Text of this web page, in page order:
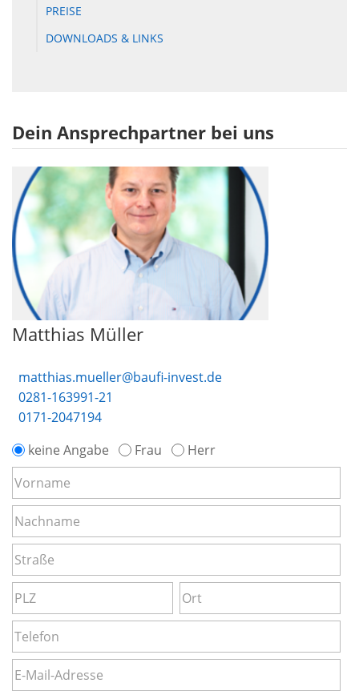
PREISE
DOWNLOADS & LINKS
Dein Ansprechpartner bei uns
Matthias Müller
matthias.mueller@baufi-invest.de
0281-163991-21
0171-2047194
keine Angabe
Frau Herr